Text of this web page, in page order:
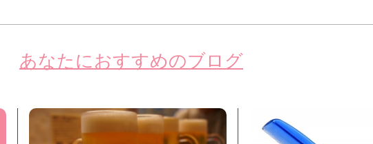
あなたにおすすめのブログ